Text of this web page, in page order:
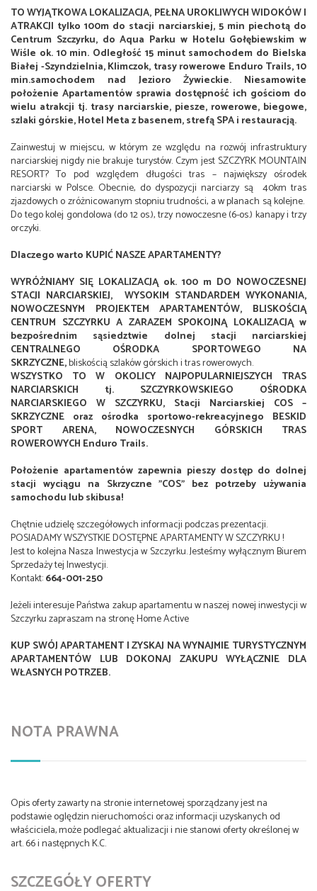
TO WYJĄTKOWA LOKALIZACJA, PEŁNA UROKLIWYCH WIDOKÓW I
ATRAKCJI tylko 100m do stacji narciarskiej, 5 min piechotą do
Centrum Szczyrku, do Aqua Parku w Hotelu Gołębiewskim w
Wiśle ok. 10 min. Odległość 15 minut samochodem do Bielska
Białej -Szyndzielnia, Klimczok, trasy rowerowe Enduro Trails, 10
min.samochodem nad Jezioro Żywieckie. Niesamowite
położenie Apartamentów sprawia dostępność ich gościom do
wielu atrakcji tj. trasy narciarskie, piesze, rowerowe, biegowe,
szlaki górskie, Hotel Meta z basenem, strefą SPA i restauracją.
Zainwestuj w miejscu, w którym ze względu na rozwój infrastruktury
narciarskiej nigdy nie brakuje turystów. Czym jest SZCZYRK MOUNTAIN
RESORT? To pod względem długości tras – największy ośrodek
narciarski w Polsce. Obecnie, do dyspozycji narciarzy są 40km tras
zjazdowych o zróżnicowanym stopniu trudności, a w planach są kolejne.
Do tego kolej gondolowa (do 12 os.), trzy nowoczesne (6-os.) kanapy i trzy
orczyki.
Dlaczego warto KUPIĆ NASZE APARTAMENTY?
WYRÓŻNIAMY SIĘ LOKALIZACJĄ ok. 100 m DO NOWOCZESNEJ
STACJI NARCIARSKIEJ, WYSOKIM STANDARDEM WYKONANIA,
NOWOCZESNYM PROJEKTEM APARTAMENTÓW, BLISKOŚCIĄ
CENTRUM SZCZYRKU A ZARAZEM SPOKOJNĄ LOKALIZACJĄ w
bezpośrednim sąsiedztwie dolnej stacji narciarskiej
CENTRALNEGO OŚRODKA SPORTOWEGO NA
SKRZYCZNE,bliskością szlaków górskich i tras rowerowych.
WSZYSTKO TO W OKOLICY NAJPOPULARNIEJSZYCH TRAS
NARCIARSKICH tj. SZCZYRKOWSKIEGO OŚRODKA
NARCIARSKIEGO W SZCZYRKU, Stacji Narciarskiej COS –
SKRZYCZNE oraz ośrodka sportowo-rekreacyjnego BESKID
SPORT ARENA, NOWOCZESNYCH GÓRSKICH TRAS
ROWEROWYCH Enduro Trails.
Położenie apartamentów zapewnia pieszy dostęp do dolnej
stacji wyciągu na Skrzyczne "COS" bez potrzeby używania
samochodu lub skibusa!
Chętnie udzielę szczegółowych informacji podczas prezentacji.
POSIADAMY WSZYSTKIE DOSTĘPNE APARTAMENTY W SZCZYRKU !
Jest to kolejna Nasza Inwestycja w Szczyrku. Jesteśmy wyłącznym Biurem
Sprzedaży tej Inwestycji.
Kontakt:664-001-250
Jeżeli interesuje Państwa zakup apartamentu w naszej nowej inwestycji w
Szczyrku zapraszam na stronę Home Active
KUP SWÓJ APARTAMENT I ZYSKAJ NA WYNAJMIE TURYSTYCZNYM
APARTAMENTÓW LUB DOKONAJ ZAKUPU WYŁĄCZNIE DLA
WŁASNYCH POTRZEB.
NOTA PRAWNA
Opis oferty zawarty na stronie internetowej sporządzany jest na
podstawie oględzin nieruchomości oraz informacji uzyskanych od
właściciela, może podlegać aktualizacji i nie stanowi oferty określonej w
art. 66 i następnych K.C.
SZCZEGÓŁY OFERTY